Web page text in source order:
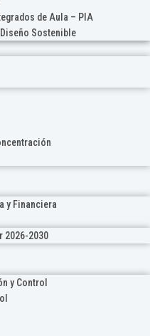
de Aula – PIA
Sostenible
y Financiera
2026-2030
y Control